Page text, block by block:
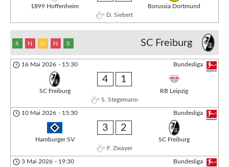
1899 Hoffenheim
Borussia Dortmund
D. Siebert
SC Freiburg
S N U N S
Bundesliga
16 Mai 2026 - 15:30
SC Freiburg
4 1
RB Leipzig
S. Stegemann
Bundesliga
10 Mai 2026 - 15:30
Hamburger SV
3 2
SC Freiburg
F. Zwayer
Bundesliga
3 Mai 2026 - 19:30